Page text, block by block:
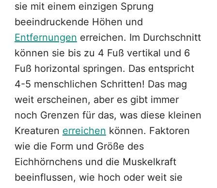
sie mit einem einzigen Sprung
beeindruckende Höhen und
Entfernungen erreichen. Im Durchschnitt
können sie bis zu 4 Fuß vertikal und 6
Fuß horizontal springen. Das entspricht
4-5 menschlichen Schritten! Das mag
weit erscheinen, aber es gibt immer
noch Grenzen für das, was diese kleinen
Kreaturen erreichen können. Faktoren
wie die Form und Größe des
Eichhörnchens und die Muskelkraft
beeinflussen, wie hoch oder weit sie